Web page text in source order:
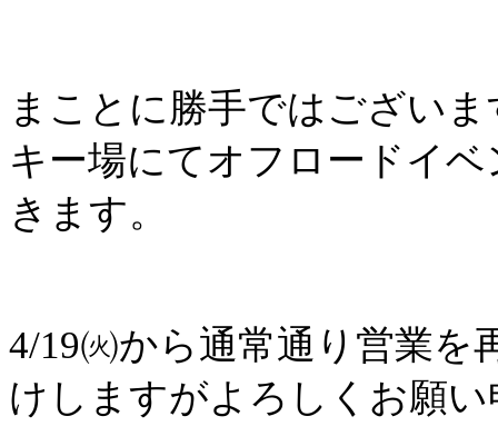
まことに勝手ではござい
キー場にてオフロードイ
きます。
4/19㈫から通常通り営業を
けしますがよろしくお願